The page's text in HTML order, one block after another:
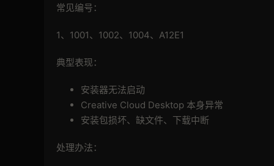
常见编号：
1、1001、1002、1004、A12E1
典型表现：
安装器无法启动
Creative Cloud Desktop 本身异常
安装包损坏、缺文件、下载中断
处理办法：